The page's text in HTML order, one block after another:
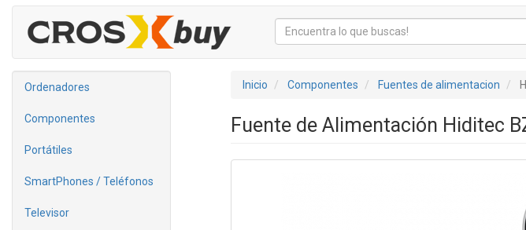
Ordenadores
Componentes
Portátiles
SmartPhones / Teléfonos
Televisor
Inicio Componentes Fuentes de alimentacion
Fuente de Alimentación Hiditec